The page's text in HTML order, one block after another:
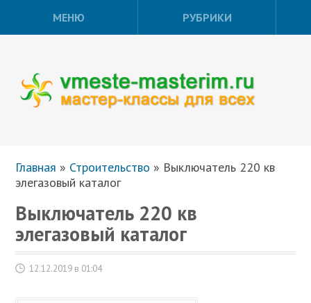
МЕНЮ РУБРИКИ
Главная » Строительство » Выключатель 220 кв
элегазовый каталог
Выключатель 220 кв
элегазовый каталог
12.12.2019 в 01:04